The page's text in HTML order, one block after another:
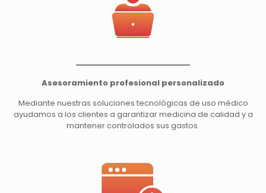
Asesoramiento profesional personalizado
Mediante nuestras soluciones tecnológicas de uso médico
ayudamos a los clientes a garantizar medicina de calidad y a
mantener controlados sus gastos.